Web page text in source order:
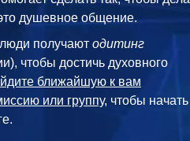
душевное общение.
получаютодитинг
чтобы достичь духовного
ближайшую к вам
или группу, чтобы начать